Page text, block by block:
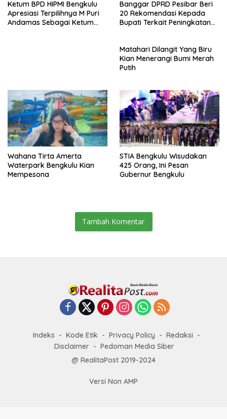
Ketum BPD HIPMI Bengkulu
Apresiasi Terpilihnya M Puri
Andamas Sebagai Ketum
Banggar DPRD Pesibar Beri
20 Rekomendasi Kepada
Bupati Terkait Peningkatan
Matahari Dilangit Yang Biru
Kian Menerangi Bumi Merah
Putih
Wahana Tirta Amerta
Waterpark Bengkulu Kian
Mempesona
STIA Bengkulu Wisudakan
425 Orang, Ini Pesan
Gubernur Bengkulu
Tambah Komentar
Indeks Kode Etik Privacy Policy
Redaksi
Disclaimer
Pedoman Media Siber
@ RealitaPost 2019-2024
Versi Non AMP